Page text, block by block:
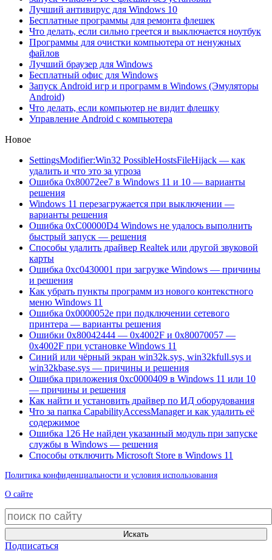
Лучший антивирус для Windows 10
Бесплатные программы для ремонта флешек
Что делать, если сильно греется и выключается ноутбук
Программы для очистки компьютера от ненужных
файлов
Лучший браузер для Windows
Бесплатный офис для Windows
Запуск Android игр и программ в Windows (Эмуляторы
Android)
Что делать, если компьютер не видит флешку
Управление Android с компьютера
Новое
SettingsModifier:Win32 PossibleHostsFileHijack — как
удалить и что это за угроза
Ошибка 0x80072ee7 в Windows 11 и 10 — варианты
решения
Windows 11 перезагружается при выключении —
варианты решения
Ошибка 0xC00000D4 Windows не удалось выполнить
быстрый запуск — решения
Способы удалить драйвер Realtek или другой звуковой
карты
Ошибка 0xc0430001 при загрузке Windows — причины
и решения
Как убрать пункты программ из нового контекстного
меню Windows 11
Ошибка 0x0000052e при подключении сетевого
принтера — варианты решения
Ошибки 0x80042444 — 0x4002F и 0x80070057 —
0x4002F при установке Windows 11
Синий или чёрный экран win32k.sys, win32kfull.sys и
win32kbase.sys — причины и решения
Ошибка приложения 0xc0000409 в Windows 11 или 10
— причины и решения
Как найти и установить драйвер по ИД оборудования
Что за папка CapabilityAccessManager и как удалить её
содержимое
Ошибка 126 Не найден указанный модуль при запуске
службы в Windows — решения
Способы отключить Microsoft Store в Windows 11
Политика конфиденциальности и условия использования
О сайте
Искать
Подписаться